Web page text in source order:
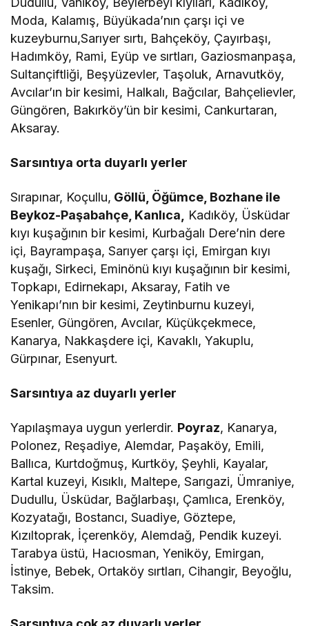
Moda, Kalamış, Büyükada’nın çarşı içi ve
kuzeyburnu,Sarıyer sırtı, Bahçeköy, Çayırbaşı,
Hadımköy, Rami, Eyüp ve sırtları, Gaziosmanpaşa,
Sultançiftliği, Beşyüzevler, Taşoluk, Arnavutköy,
Avcılar’ın bir kesimi, Halkalı, Bağcılar, Bahçelievler,
Güngören, Bakırköy’ün bir kesimi, Cankurtaran,
Aksaray.
Sarsıntıya orta duyarlı yerler
Sırapınar, Koçullu, Göllü, Öğümce, Bozhane ile
Beykoz-Paşabahçe, Kanlıca, Kadıköy, Üsküdar
kıyı kuşağının bir kesimi, Kurbağalı Dere’nin dere
içi, Bayrampaşa, Sarıyer çarşı içi, Emirgan kıyı
kuşağı, Sirkeci, Eminönü kıyı kuşağının bir kesimi,
Topkapı, Edirnekapı, Aksaray, Fatih ve
Yenikapı’nın bir kesimi, Zeytinburnu kuzeyi,
Esenler, Güngören, Avcılar, Küçükçekmece,
Kanarya, Nakkaşdere içi, Kavaklı, Yakuplu,
Gürpınar, Esenyurt.
Sarsıntıya az duyarlı yerler
Yapılaşmaya uygun yerlerdir. Poyraz, Kanarya,
Polonez, Reşadiye, Alemdar, Paşaköy, Emili,
Ballıca, Kurtdoğmuş, Kurtköy, Şeyhli, Kayalar,
Kartal kuzeyi, Kısıklı, Maltepe, Sarıgazi, Ümraniye,
Dudullu, Üsküdar, Bağlarbaşı, Çamlıca, Erenköy,
Kozyatağı, Bostancı, Suadiye, Göztepe,
Kızıltoprak, İçerenköy, Alemdağ, Pendik kuzeyi.
Tarabya üstü, Hacıosman, Yeniköy, Emirgan,
İstinye, Bebek, Ortaköy sırtları, Cihangir, Beyoğlu,
Taksim.